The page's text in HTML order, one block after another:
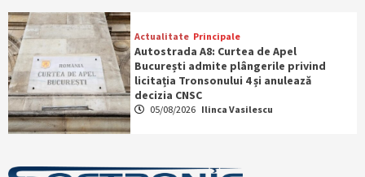
Actualitate Principale
Autostrada A8: Curtea de Apel
București admite plângerile privind
licitația Tronsonului 4 și anulează
decizia CNSC
05/08/2026 Ilinca Vasilescu